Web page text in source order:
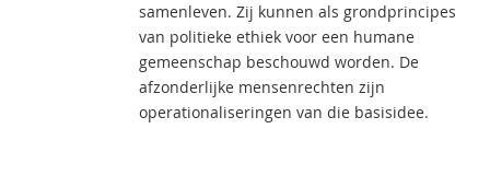
samenleven. Zij kunnen als grondprincipes
van politieke ethiek voor een humane
gemeenschap beschouwd worden. De
afzonderlijke mensenrechten zijn
operationaliseringen van die basisidee.